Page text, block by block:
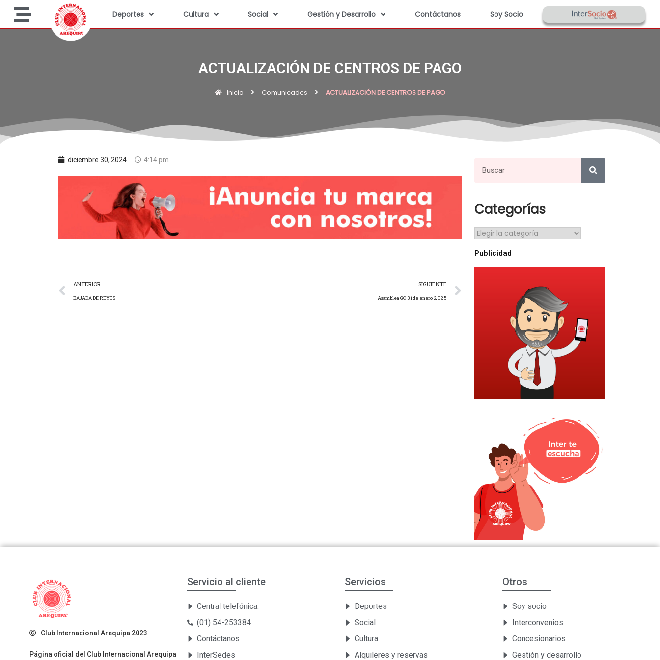
Deportes Cultura Social Gestión y Desarrollo Contáctanos Soy Socio
ACTUALIZACIÓN DE CENTROS DE PAGO
Inicio Comunicados ACTUALIZACIÓN DE CENTROS DE PAGO
diciembre 30, 2024 4:14 pm
ANTERIOR
BAJADA DE REYES
SIGUIENTE
Asamblea GO 31 de enero 2025
Categorías
Publicidad
Club Internacional Arequipa 2023
Página oficial del Club Internacional Arequipa
Servicio al cliente
Central telefónica:
(01) 54-253384
Contáctanos
InterSedes
Servicios
Deportes
Social
Cultura
Alquileres y reservas
Otros
Soy socio
Interconvenios
Concesionarios
Gestión y desarrollo